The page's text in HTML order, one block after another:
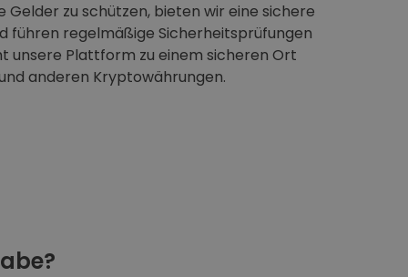
Gelder zu schützen, bieten wir eine sichere
führen regelmäßige Sicherheitsprüfungen
unsere Plattform zu einem sicheren Ort
anderen Kryptowährungen.